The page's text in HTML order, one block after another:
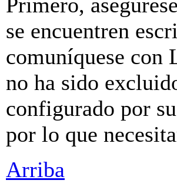
se encuentren
comuníquese con
no ha sido
configurado por
por lo que
Arriba